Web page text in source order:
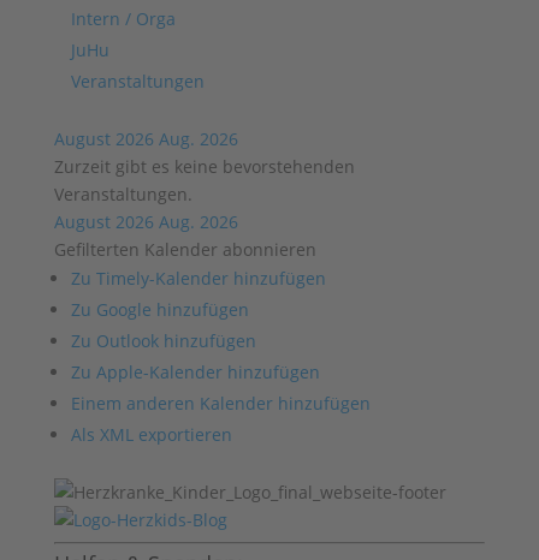
Intern / Orga
JuHu
Veranstaltungen
August 2026 Aug. 2026
Zurzeit gibt es keine bevorstehenden
Veranstaltungen.
August 2026 Aug. 2026
Gefilterten Kalender abonnieren
Zu Timely-Kalender hinzufügen
Zu Google hinzufügen
Zu Outlook hinzufügen
Zu Apple-Kalender hinzufügen
Einem anderen Kalender hinzufügen
Als XML exportieren